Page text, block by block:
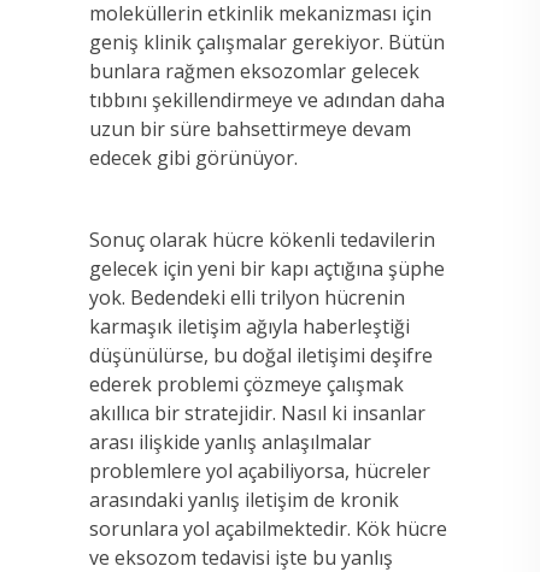
moleküllerin etkinlik mekanizması için
geniş klinik çalışmalar gerekiyor. Bütün
bunlara rağmen eksozomlar gelecek
tıbbını şekillendirmeye ve adından daha
uzun bir süre bahsettirmeye devam
edecek gibi görünüyor.
Sonuç olarak hücre kökenli tedavilerin
gelecek için yeni bir kapı açtığına şüphe
yok. Bedendeki elli trilyon hücrenin
karmaşık iletişim ağıyla haberleştiği
düşünülürse, bu doğal iletişimi deşifre
ederek problemi çözmeye çalışmak
akıllıca bir stratejidir. Nasıl ki insanlar
arası ilişkide yanlış anlaşılmalar
problemlere yol açabiliyorsa, hücreler
arasındaki yanlış iletişim de kronik
sorunlara yol açabilmektedir. Kök hücre
ve eksozom tedavisi işte bu yanlış